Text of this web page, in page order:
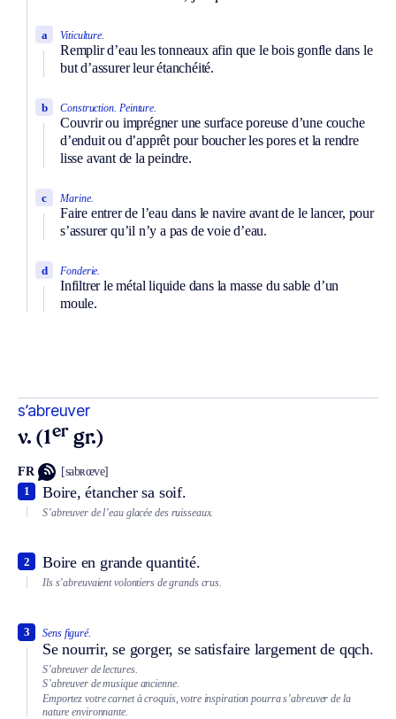
Viticulture.
Remplir d’eau les tonneaux afin que le bois gonfle dans le
but d’assurer leur étanchéité.
a
Construction. Peinture.
Couvrir ou imprégner une surface poreuse d’une couche
d’enduit ou d’apprêt pour boucher les pores et la rendre
lisse avant de la peindre.
b
Marine.
Faire entrer de l’eau dans le navire avant de le lancer, pour
s’assurer qu’il n’y a pas de voie d’eau.
c
Fonderie.
Infiltrer le métal liquide dans la masse du sable d’un
moule.
d
s’abreuver
v. (1er gr.)
FR [sabʀœve]
Boire, étancher sa soif.
1
S’abreuver de l’eau glacée des ruisseaux.
Boire en grande quantité.
2
Ils s’abreuvaient volontiers de grands crus.
Sens figuré.
Se nourrir, se gorger, se satisfaire largement de qqch.
3
S’abreuver de lectures.
S’abreuver de musique ancienne.
Emportez votre carnet à croquis, votre inspiration pourra s’abreuver de la
nature environnante.